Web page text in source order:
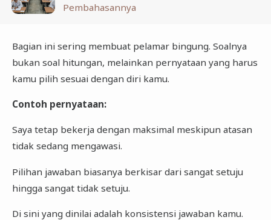
Pembahasannya
Bagian ini sering membuat pelamar bingung. Soalnya
bukan soal hitungan, melainkan pernyataan yang harus
kamu pilih sesuai dengan diri kamu.
Contoh pernyataan:
Saya tetap bekerja dengan maksimal meskipun atasan
tidak sedang mengawasi.
Pilihan jawaban biasanya berkisar dari sangat setuju
hingga sangat tidak setuju.
Di sini yang dinilai adalah konsistensi jawaban kamu.